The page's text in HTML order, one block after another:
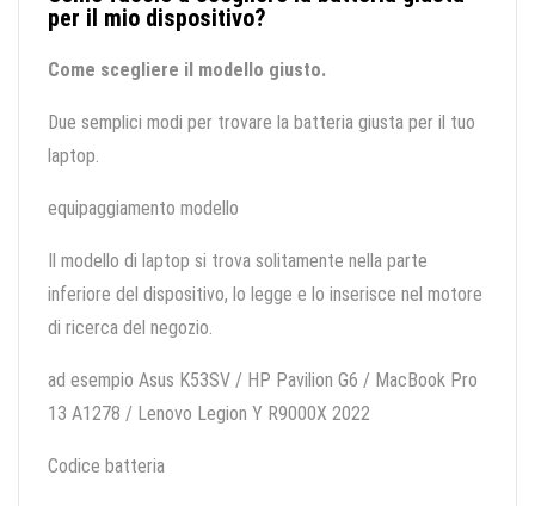
per il mio dispositivo?
Come scegliere il modello giusto.
Due semplici modi per trovare la batteria giusta per il tuo
laptop.
equipaggiamento modello
Il modello di laptop si trova solitamente nella parte
inferiore del dispositivo, lo legge e lo inserisce nel motore
di ricerca del negozio.
ad esempio Asus K53SV / HP Pavilion G6 / MacBook Pro
13 A1278 / Lenovo Legion Y R9000X 2022
Codice batteria